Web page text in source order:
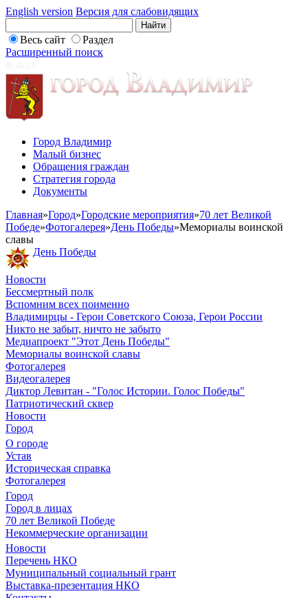
English version Версия для слабовидящих
Весь сайт
Раздел
Расширенный поиск
Город Владимир
Малый бизнес
Обращения граждан
Стратегия города
Документы
Главная»Город»Городские мероприятия»70 лет Великой
Победе»Фотогалерея»День Победы»Мемориалы воинской
славы
День Победы
Новости
Бессмертный полк
Вспомним всех поименно
Владимирцы - Герои Советского Союза, Герои России
Никто не забыт, ничто не забыто
Медиапроект "Этот День Победы"
Мемориалы воинской славы
Фотогалерея
Видеогалерея
Диктор Левитан - "Голос Истории. Голос Победы"
Патриотический сквер
Новости
Город
О городе
Устав
Историческая справка
Фотогалерея
Город
Город в лицах
70 лет Великой Победе
Некоммерческие организации
Новости
Перечень НКО
Муниципальный социальный грант
Выставка-презентация НКО